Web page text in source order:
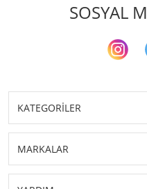
SOSYAL
KATEGORİLER
MARKALAR